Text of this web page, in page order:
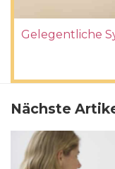
Gelegentliche
Nächste